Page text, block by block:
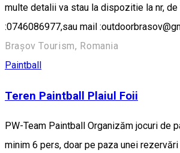
multe detalii va stau la dispozitie la nr,
:0746086977,sau mail
Brașov Tourism, Romania
Paintball
Teren Paintball Plaiul Foii
PW-Team Paintball Organizăm jocuri de
minim 6 pers, doar pe paza unei